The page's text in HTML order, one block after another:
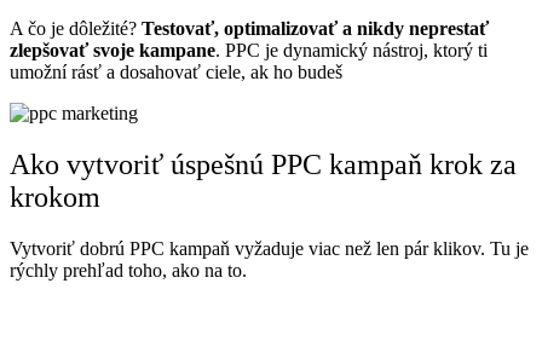
A čo je dôležité? Testovať, optimalizovať a nikdy neprestať
zlepšovať svoje kampane. PPC je dynamický nástroj, ktorý ti
umožní rásť a dosahovať ciele, ak ho budeš
Ako vytvoriť úspešnú PPC kampaň krok za
krokom
Vytvoriť dobrú PPC kampaň vyžaduje viac než len pár klikov. Tu je
rýchly prehľad toho, ako na to.